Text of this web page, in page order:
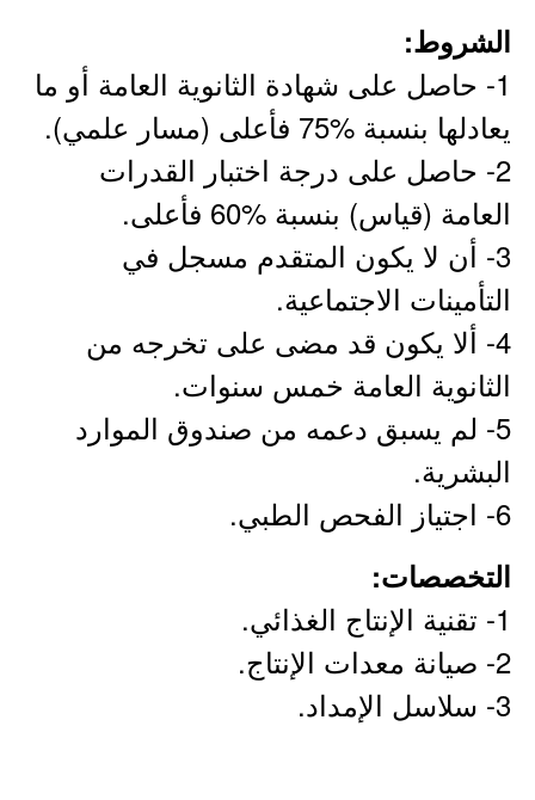
الشروط:
1- حاصل على شهادة الثانوية العامة أو ما
يعادلها بنسبة %75 فأعلى (مسار علمي).
2- حاصل على درجة اختبار القدرات
العامة (قياس) بنسبة %60 فأعلى.
3- أن لا يكون المتقدم مسجل في
التأمينات الاجتماعية.
4- ألا يكون قد مضى على تخرجه من
الثانوية العامة خمس سنوات.
5- لم يسبق دعمه من صندوق الموارد
البشرية.
6- اجتياز الفحص الطبي.
التخصصات:
1- تقنية الإنتاج الغذائي.
2- صيانة معدات الإنتاج.
3- سلاسل الإمداد.